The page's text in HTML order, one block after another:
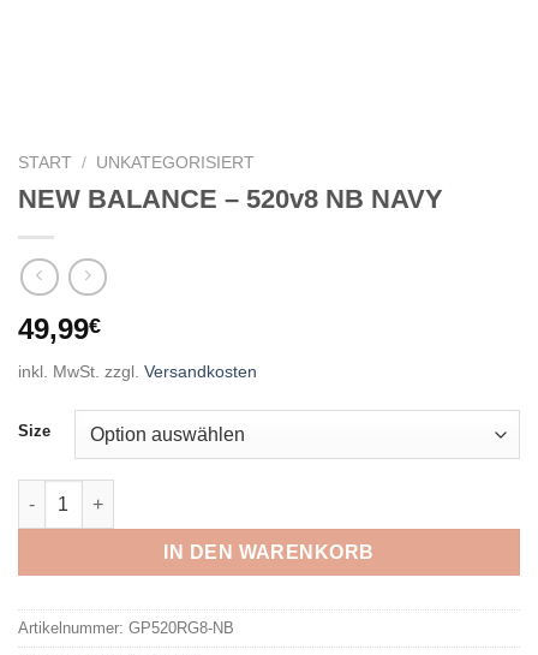
START / UNKATEGORISIERT
NEW BALANCE – 520v8 NB NAVY
49,99€
inkl. MwSt. zzgl. Versandkosten
Size
NEW BALANCE - 520v8 NB NAVY Menge
IN DEN WARENKORB
Artikelnummer: GP520RG8-NB